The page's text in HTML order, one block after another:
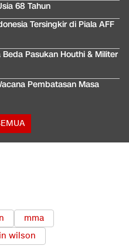
68 Tahun
Tersingkir di Piala AFF
Pasukan Houthi & Militer
Pembatasan Masa
mma
wilson